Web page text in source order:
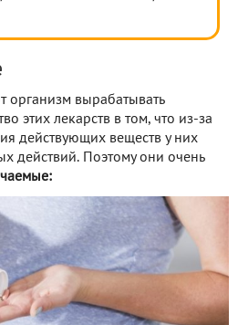
организм вырабатывать
этих лекарств в том, что из-за
действующих веществ у них
действий. Поэтому они очень